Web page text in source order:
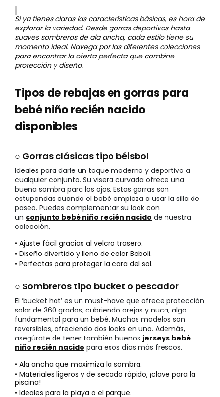
Si ya tienes claras las características básicas, es hora de
explorar la variedad. Desde gorras deportivas hasta
suaves sombreros de ala ancha, cada estilo tiene su
momento ideal. Navega por las diferentes colecciones
para encontrar la oferta perfecta que combine
protección y diseño.
Tipos de rebajas en gorras para
bebé niño recién nacido
disponibles
○ Gorras clásicas tipo béisbol
Ideales para darle un toque moderno y deportivo a
cualquier conjunto. Su visera curvada ofrece una
buena sombra para los ojos. Estas gorras son
estupendas cuando el bebé empieza a usar la silla de
paseo. Puedes complementar su look con
un conjunto bebé niño recién nacido de nuestra
colección.
• Ajuste fácil gracias al velcro trasero.
• Diseño divertido y lleno de color Boboli.
• Perfectas para proteger la cara del sol.
○ Sombreros tipo bucket o pescador
El ‘bucket hat’ es un must-have que ofrece protección
solar de 360 grados, cubriendo orejas y nuca, algo
fundamental para un bebé. Muchos modelos son
reversibles, ofreciendo dos looks en uno. Además,
asegúrate de tener también buenos jerseys bebé
niño recién nacido para esos días más frescos.
• Ala ancha que maximiza la sombra.
• Materiales ligeros y de secado rápido, ¡clave para la
piscina!
• Ideales para la playa o el parque.